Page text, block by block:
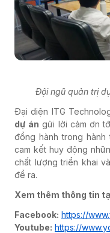
Đội ngũ quản trị
Đại diện ITG
dự án gửi lời cảm ơn
đồng hành trong
cam kết huy động
chất lượng triển khai
đề ra.
Xem thêm thông tin
Facebook: https://
Youtube: https://